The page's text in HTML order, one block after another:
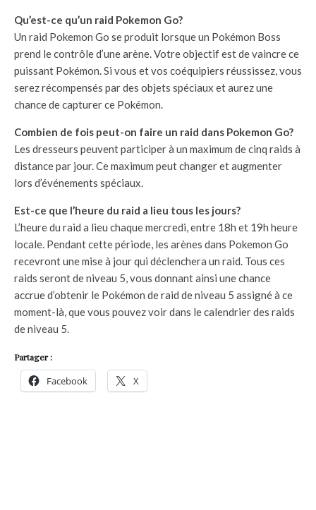
Qu’est-ce qu’un raid Pokemon Go?
Un raid Pokemon Go se produit lorsque un Pokémon Boss
prend le contrôle d’une arène. Votre objectif est de vaincre ce
puissant Pokémon. Si vous et vos coéquipiers réussissez, vous
serez récompensés par des objets spéciaux et aurez une
chance de capturer ce Pokémon.
Combien de fois peut-on faire un raid dans Pokemon Go?
Les dresseurs peuvent participer à un maximum de cinq raids à
distance par jour. Ce maximum peut changer et augmenter
lors d’événements spéciaux.
Est-ce que l’heure du raid a lieu tous les jours?
L’heure du raid a lieu chaque mercredi, entre 18h et 19h heure
locale. Pendant cette période, les arènes dans Pokemon Go
recevront une mise à jour qui déclenchera un raid. Tous ces
raids seront de niveau 5, vous donnant ainsi une chance
accrue d’obtenir le Pokémon de raid de niveau 5 assigné à ce
moment-là, que vous pouvez voir dans le calendrier des raids
de niveau 5.
Partager :
Facebook X